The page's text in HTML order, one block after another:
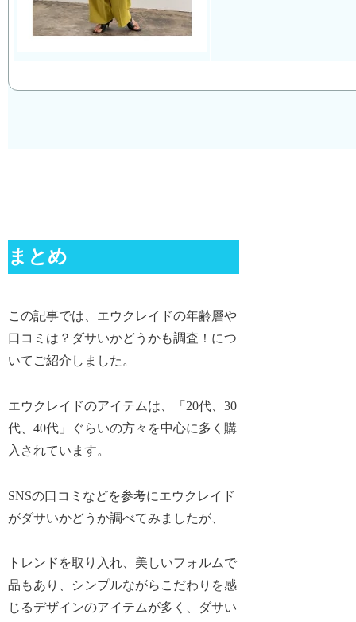
まとめ
この記事では、エウクレイドの年齢層や
口コミは？ダサいかどうかも調査！につ
いてご紹介しました。
エウクレイドのアイテムは、「20代、30
代、40代」ぐらいの方々を中心に多く購
入されています。
SNSの口コミなどを参考にエウクレイド
がダサいかどうか調べてみましたが、
トレンドを取り入れ、美しいフォルムで
品もあり、シンプルながらこだわりを感
じるデザインのアイテムが多く、ダサい